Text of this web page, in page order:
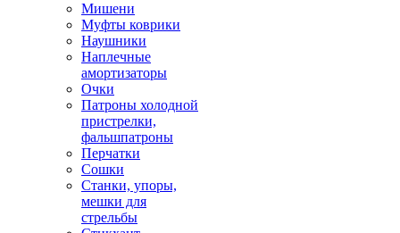
Мишени
Муфты коврики
Наушники
Наплечные
амортизаторы
Очки
Патроны холодной
пристрелки,
фальшпатроны
Перчатки
Сошки
Станки, упоры,
мешки для
стрельбы